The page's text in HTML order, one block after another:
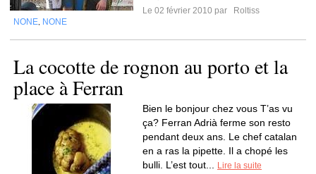
Le 02 février 2010 par
Roltiss
NONE NONE
La cocotte de rognon au porto et la
place à Ferran
Bien le bonjour chez vous T’as vu
ça? Ferran Adrià ferme son resto
pendant deux ans. Le chef catalan
en a ras la pipette. Il a chopé les
bulli. L’est tout...
Lire la suite